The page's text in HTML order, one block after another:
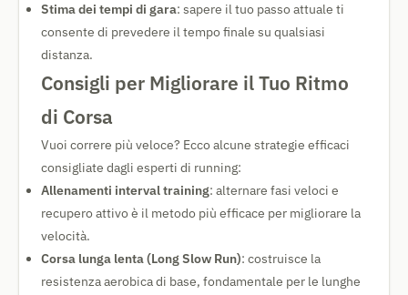
Stima dei tempi di gara: sapere il tuo passo attuale ti
consente di prevedere il tempo finale su qualsiasi
distanza.
Consigli per Migliorare il Tuo Ritmo
di Corsa
Vuoi correre più veloce? Ecco alcune strategie efficaci
consigliate dagli esperti di running:
Allenamenti interval training: alternare fasi veloci e
recupero attivo è il metodo più efficace per migliorare la
velocità.
Corsa lunga lenta (Long Slow Run): costruisce la
resistenza aerobica di base, fondamentale per le lunghe